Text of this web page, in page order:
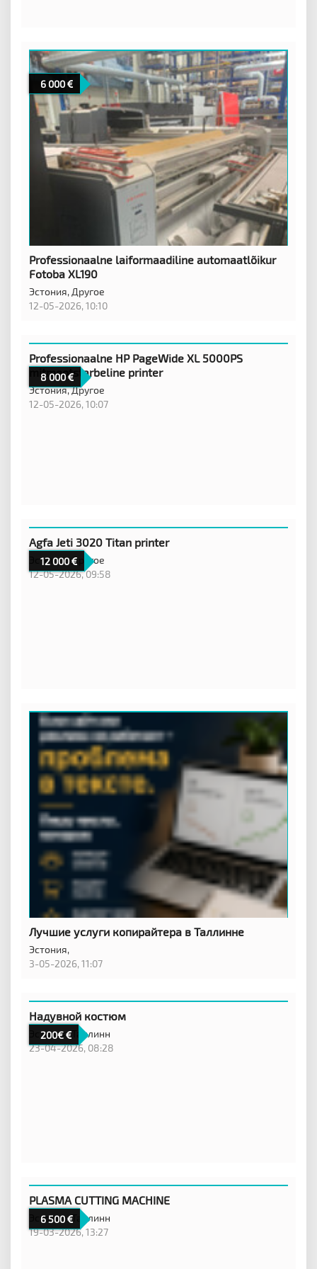
6 000
Professionaalne laiformaadiline automaatlõikur
Fotoba XL190
Эстония, Другое
12-05-2026, 10:10
8 000
Professionaalne HP PageWide XL 5000PS
mitmeotstarbeline printer
Эстония,Другое
12-05-2026, 10:07
12 000
Agfa Jeti 3020 Titan printer
Эстония,Другое
12-05-2026, 09:58
Лучшие услуги копирайтера в Таллинне
Эстония,
3-05-2026, 11:07
200€
Надувной костюм
Эстония, Таллинн
23-04-2026, 08:28
6 500
PLASMA CUTTING MACHINE
Эстония,Таллинн
19-03-2026, 13:27